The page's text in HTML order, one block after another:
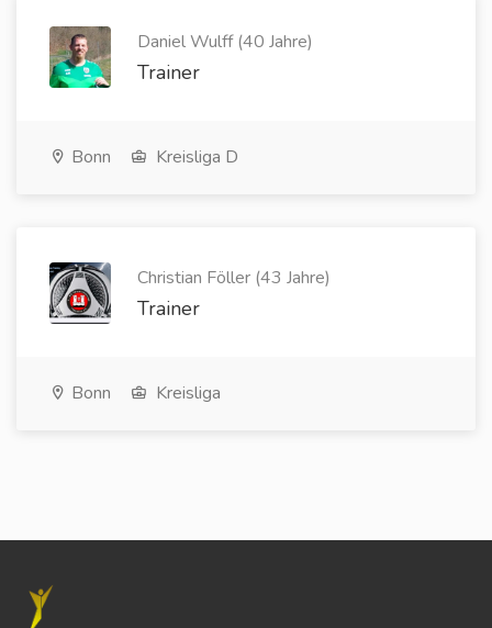
Daniel Wulff (40 Jahre)
Trainer
Bonn Kreisliga D
Christian Föller (43 Jahre)
Trainer
Bonn Kreisliga